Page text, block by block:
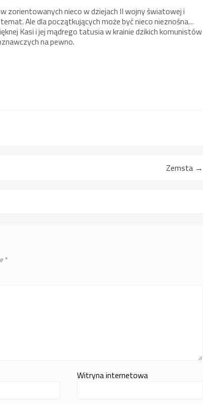
zorientowanych nieco w dziejach II wojny światowej i
Ale dla początkujących może być nieco nieznośna…
Kasi i jej mądrego tatusia w krainie dzikich komunistów
na pewno.
Zemsta →
*
Witryna internetowa